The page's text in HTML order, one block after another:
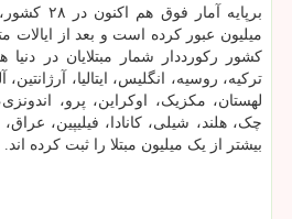
برپایه
میلیون عبور کرده است و بعد از ایالات
کشور رکورددار شمار مبتلایان در
ترکیه، روسیه، انگلیس، ایتالیا، آرژانتین،
لهستان، مکزیک، اوکراین، پرو،
چک، هلند، شیلی، کانادا، فیلیپین،
بیشتر از یک میلیون مبتلا را ثبت کرده اند.